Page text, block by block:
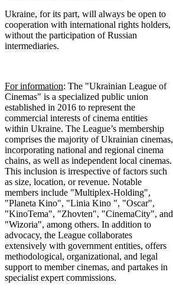
Ukraine, for its part, will always be open to
cooperation with international rights holders,
without the participation of Russian
intermediaries.
For information: The "Ukrainian League of
Cinemas" is a specialized public union
established in 2016 to represent the
commercial interests of cinema entities
within Ukraine. The League’s membership
comprises the majority of Ukrainian cinemas,
incorporating national and regional cinema
chains, as well as independent local cinemas.
This inclusion is irrespective of factors such
as size, location, or revenue. Notable
members include "Multiplex-Holding",
"Planeta Kino", "Linia Kino ", "Oscar",
"KinoTema", "Zhovten", "CinemaCity", and
"Wizoria", among others. In addition to
advocacy, the League collaborates
extensively with government entities, offers
methodological, organizational, and legal
support to member cinemas, and partakes in
specialist expert commissions.